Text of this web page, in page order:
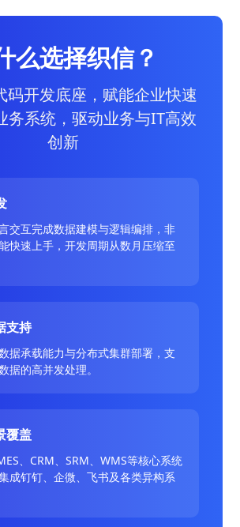
么选择织信？
码开发底座，赋能企业快速
务系统，驱动业务与IT高效
创新
交互完成数据建模与逻辑编排，非
快速上手，开发周期从数月压缩至
支持
据承载能力与分布式集群部署，支
据的高并发处理。
覆盖
、CRM、SRM、WMS等核心系统
成钉钉、企微、飞书及各类异构系